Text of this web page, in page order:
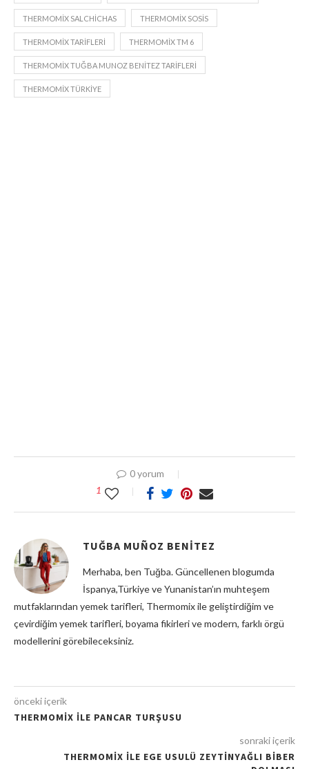
THERMOMIX SALCHICHAS THERMOMIX SOSIS
THERMOMIX TARIFLERI THERMOMIX TM 6
THERMOMIX TUĞBA MUNOZ BENITEZ TARIFLERI
THERMOMIX TÜRKIYE
0 yorum
1
TUĞBA MUÑOZ BENITEZ
Merhaba, ben Tuğba. Güncellenen blogumda
İspanya,Türkiye ve Yunanistan’ın muhteşem
mutfaklarından yemek tarifleri, Thermomix ile geliştirdiğim ve
çevirdiğim yemek tarifleri, boyama fikirleri ve modern, farklı örgü
modellerini görebileceksiniz.
önceki içerik
THERMOMİX İLE PANCAR TURŞUSU
sonraki içerik
THERMOMİX İLE EGE USULÜ ZEYTİNYAĞLI BİBER